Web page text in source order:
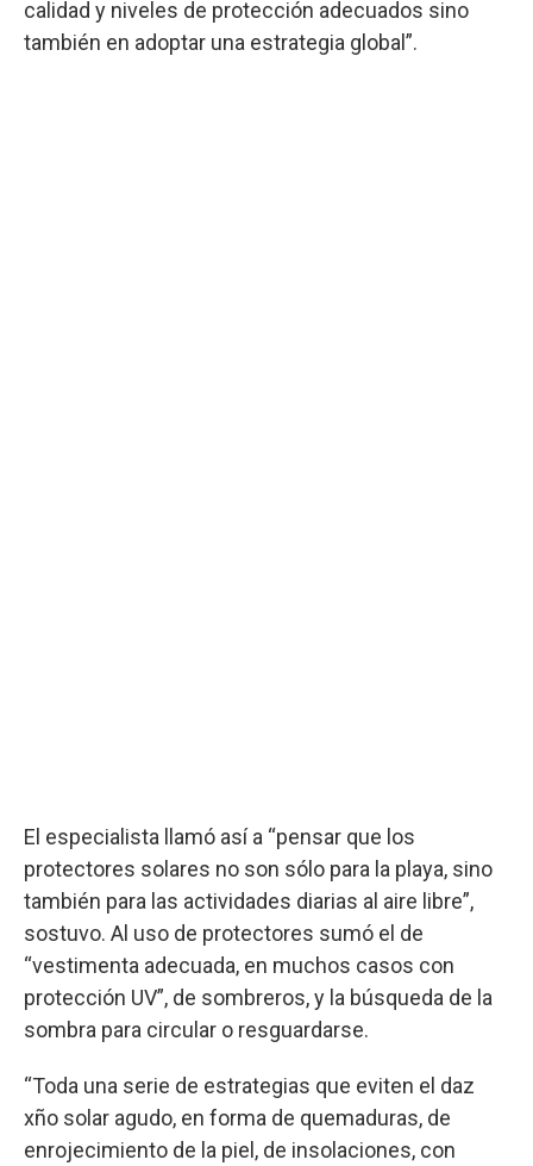
calidad y niveles de protección adecuados sino
también en adoptar una estrategia global”.
El especialista llamó así a “pensar que los
protectores solares no son sólo para la playa, sino
también para las actividades diarias al aire libre”,
sostuvo. Al uso de protectores sumó el de
“vestimenta adecuada, en muchos casos con
protección UV”, de sombreros, y la búsqueda de la
sombra para circular o resguardarse.
“Toda una serie de estrategias que eviten el daz
xño solar agudo, en forma de quemaduras, de
enrojecimiento de la piel, de insolaciones, con